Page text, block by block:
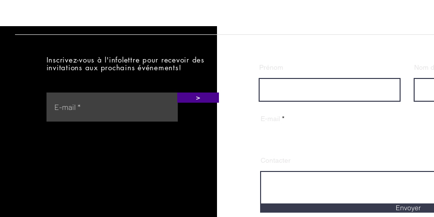
Inscrivez-vous à l'infolettre pour recevoir des
invitations aux prochains événements!
>
Prénom Nom
E-mail
Contacter
Envoyer